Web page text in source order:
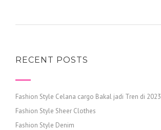
RECENT POSTS
Fashion Style Celana cargo Bakal jadi Tren di 2023
Fashion Style Sheer Clothes
Fashion Style Denim